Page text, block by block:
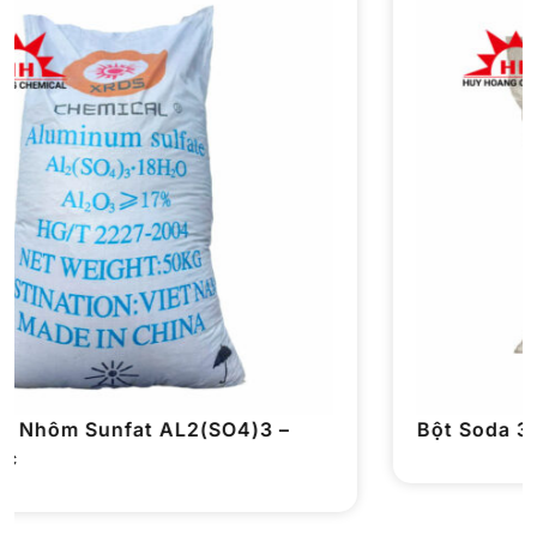
Bột Soda 3G Na2CO3 99,2% – Trung Quốc